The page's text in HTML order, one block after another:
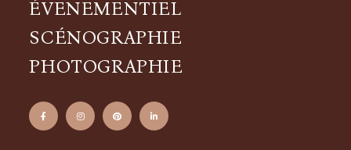
ÉVENEMENTIEL
SCÉNOGRAPHIE
PHOTOGRAPHIE